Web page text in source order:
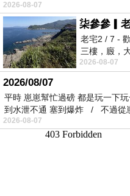
2026-08-07
柒參參▎
老宅2 / 7 -
三樓，廄，
個人整整齊
2026-08-07
2026/08/07
平時 崽崽幫忙過磅 都是玩一下
到水泄不通 塞到爆炸 / 不過從
2026-08-07